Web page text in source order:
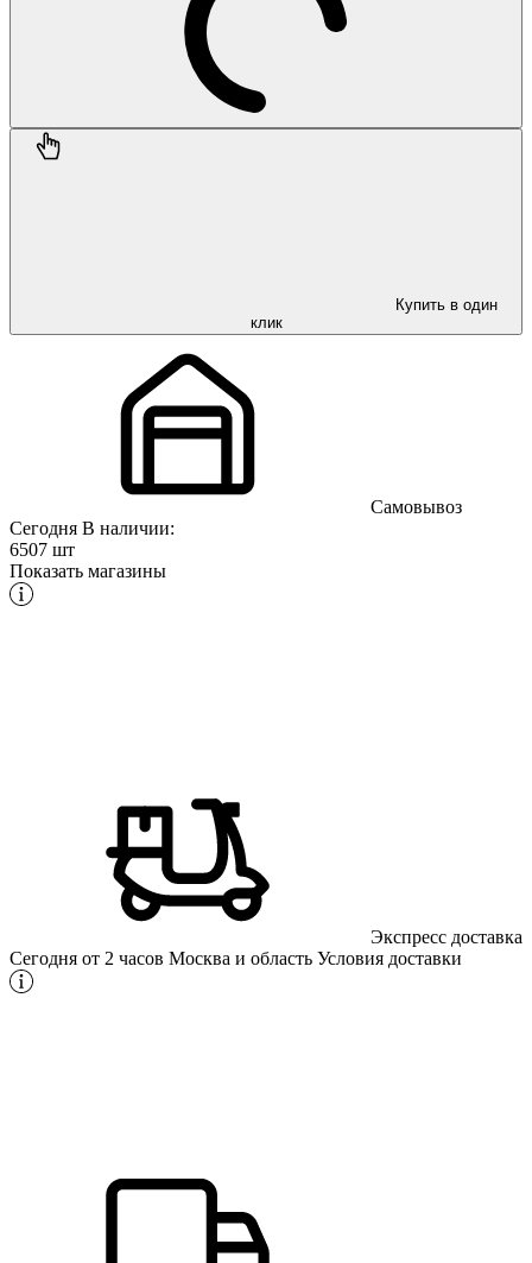
Купить в один
клик
Самовывоз
Сегодня В наличии:
6507 шт
Показать магазины
Экспресс доставка
Сегодня от 2 часов Москва и область Условия доставки